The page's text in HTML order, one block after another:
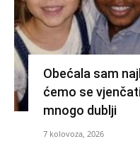
Obećala sam
ćemo se
mnogo dublji
7 kolovoza, 2026